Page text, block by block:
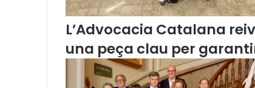
1
)
L’Advocacia Catalana
una peça clau per